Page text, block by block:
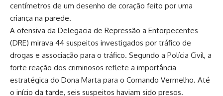
centímetros de um desenho de coração feito por uma
criança na parede.
A ofensiva da Delegacia de Repressão a Entorpecentes
(DRE) mirava 44 suspeitos investigados por tráfico de
drogas e associação para o tráfico. Segundo a Polícia Civil, a
forte reação dos criminosos reflete a importância
estratégica do Dona Marta para o Comando Vermelho. Até
o início da tarde, seis suspeitos haviam sido presos.